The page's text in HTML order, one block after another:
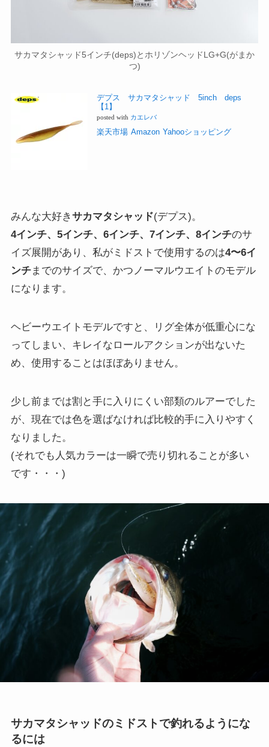
サカマタシャッド5インチ(deps)とホリゾンヘッドLG+G(がまか
つ)
デプス サカマタシャッド 5inch deps
【1】
posted with カエレバ
楽天市場 Amazon Yahooショッピング
みんな大好きサカマタシャッド(デプス)。
4インチ、5インチ、6インチ、7インチ、8インチのサ
イズ展開があり、私がミドストで使用するのは4〜6イ
ンチまでのサイズで、かつノーマルウエイトのモデル
になります。
ヘビーウエイトモデルですと、リグ全体が低重心にな
ってしまい、キレイなロールアクションが出ないた
め、使用することはほぼありません。
少し前までは割と手に入りにくい部類のルアーでした
が、現在では色を選ばなければ比較的手に入りやすく
なりました。
(それでも人気カラーは一瞬で売り切れることが多い
です・・・)
サカマタシャッドのミドストで釣れるようにな
るには